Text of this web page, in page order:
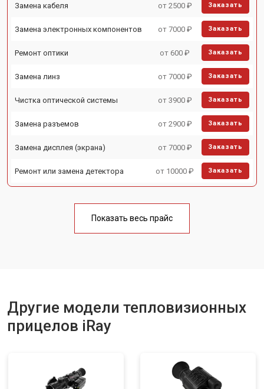
Замена кабеля от 2500 ₽ Заказать
Замена электронных компонентов от 7000 ₽ Заказать
Ремонт оптики от 600 ₽ Заказать
Замена линз от 7000 ₽ Заказать
Чистка оптической системы от 3900 ₽ Заказать
Замена разъемов от 2900 ₽ Заказать
Замена дисплея (экрана) от 7000 ₽ Заказать
Ремонт или замена детектора от 10000 ₽ Заказать
Показать весь прайс
Другие модели тепловизионных
прицелов iRay